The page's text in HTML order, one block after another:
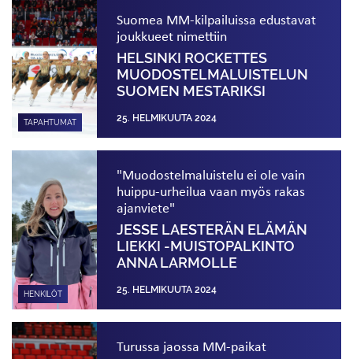
TAPAHTUMAT
Suomea MM-kilpailuissa edustavat
joukkueet nimettiin
HELSINKI ROCKETTES
MUODOSTELMA­LUISTELUN
SUOMEN MESTARIKSI
25. HELMIKUUTA 2024
HENKILÖT
"Muodostelmaluistelu ei ole vain
huippu-urheilua vaan myös rakas
ajanviete"
JESSE LAESTERÄN ELÄMÄN
LIEKKI -MUISTOPALKINTO
ANNA LARMOLLE
25. HELMIKUUTA 2024
Turussa jaossa MM-paikat